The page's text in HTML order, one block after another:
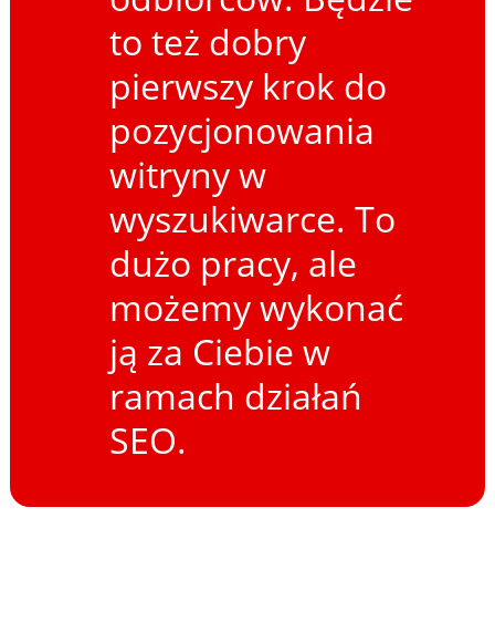
to też dobry
pierwszy krok do
pozycjonowania
witryny w
wyszukiwarce. To
dużo pracy, ale
możemy wykonać
ją za Ciebie w
ramach działań
SEO.